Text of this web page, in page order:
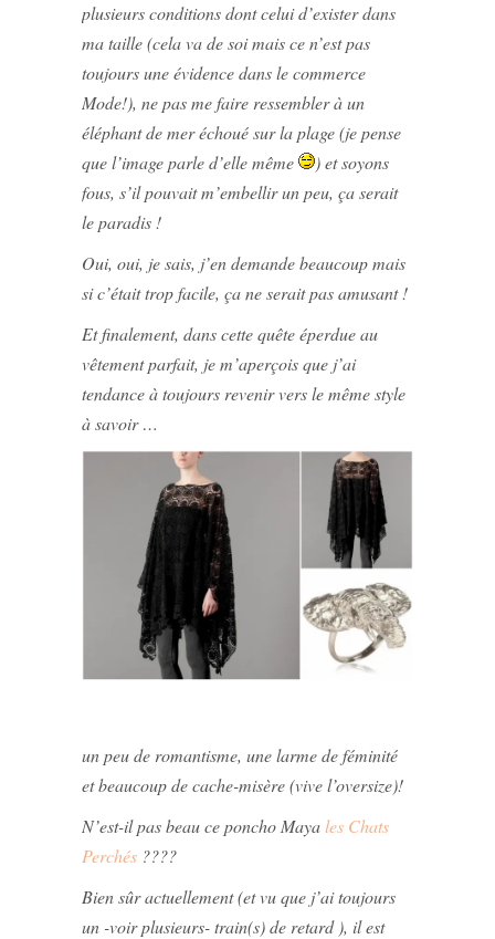
plusieurs conditions dont celui d’exister dans
ma taille (cela va de soi mais ce n’est pas
toujours une évidence dans le commerce
Mode!), ne pas me faire ressembler à un
éléphant de mer échoué sur la plage (je pense
que l’image parle d’elle même
) et soyons
fous, s’il pouvait m’embellir un peu, ça serait
le paradis !
Oui, oui, je sais, j’en demande beaucoup mais
si c’était trop facile, ça ne serait pas amusant !
Et finalement, dans cette quête éperdue au
vêtement parfait, je m’aperçois que j’ai
tendance à toujours revenir vers le même style
à savoir …
un peu de romantisme, une larme de féminité
et beaucoup de cache-misère (vive l’oversize)!
N’est-il pas beau ce poncho Mayales Chats
Perchés ????
Bien sûr actuellement (et vu que j’ai toujours
un -voir plusieurs- train(s) de retard ), il est